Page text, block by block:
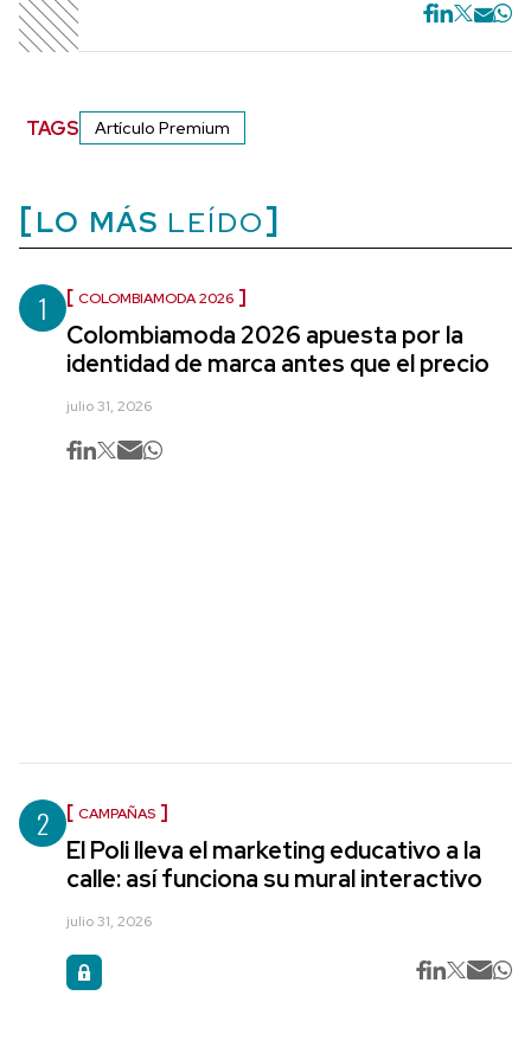
TAGS Artículo Premium
LO MÁS LEÍDO
1 COLOMBIAMODA 2026
Colombiamoda 2026 apuesta por la
identidad de marca antes que el precio
julio 31, 2026
2 CAMPAÑAS
El Poli lleva el marketing educativo a la
calle: así funciona su mural interactivo
julio 31, 2026